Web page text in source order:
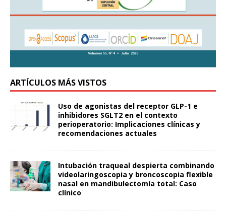
ARTÍCULOS MÁS VISTOS
Uso de agonistas del receptor GLP-1 e
inhibidores SGLT2 en el contexto
perioperatorio: Implicaciones clínicas y
recomendaciones actuales
Intubación traqueal despierta combinando
videolaringoscopia y broncoscopia flexible
nasal en mandibulectomía total: Caso
clínico